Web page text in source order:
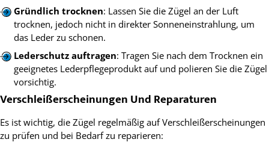
Gründlich trocknen: Lassen Sie die Zügel an der Luft
trocknen, jedoch nicht in direkter Sonneneinstrahlung, um
das Leder zu schonen.
Lederschutz auftragen: Tragen Sie nach dem Trocknen ein
geeignetes Lederpflegeprodukt auf und polieren Sie die Zügel
vorsichtig.
Verschleißerscheinungen Und Reparaturen
Es ist wichtig, die Zügel regelmäßig auf Verschleißerscheinungen
zu prüfen und bei Bedarf zu reparieren: